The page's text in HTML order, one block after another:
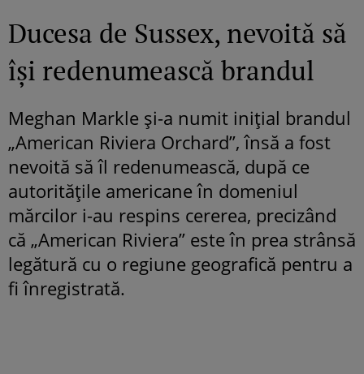
Ducesa de Sussex, nevoită să
își redenumească brandul
Meghan Markle și-a numit inițial brandul
„American Riviera Orchard”, însă a fost
nevoită să îl redenumească, după ce
autoritățile americane în domeniul
mărcilor i-au respins cererea, precizând
că „American Riviera” este în prea strânsă
legătură cu o regiune geografică pentru a
fi înregistrată.